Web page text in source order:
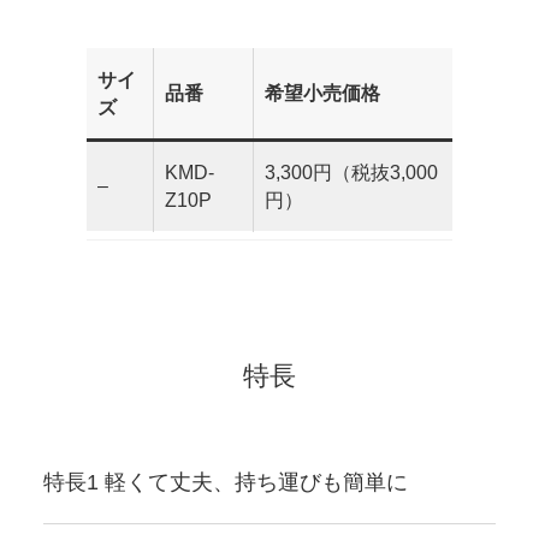
サイ
ズ
品番 希望小売価格
–
KMD-
Z10P
3,300円（税抜3,000
円）
特長
特長1 軽くて丈夫、持ち運びも簡単に